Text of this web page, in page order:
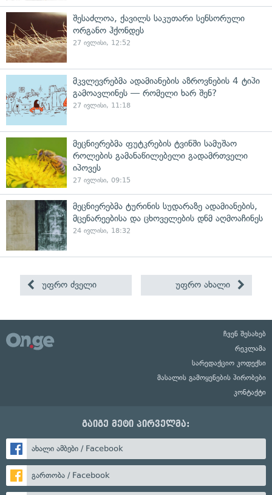
შესაძლოა, ქავილს საკუთარი სენსორული
ორგანო ჰქონდეს
27 ივლისი, 12:52
მკვლევრებმა ადამიანების აზროვნების 4 ტიპი
გამოავლინეს — რომელი ხარ შენ?
27 ივლისი, 11:18
მეცნიერებმა ფუტკრების ტვინში სამუშაო
როლების გამანაწილებელი გადამრთველი
იპოვეს
27 ივლისი, 09:15
მეცნიერებმა ტურინის სუდარაზე ადამიანების,
მცენარეებისა და ცხოველების დნმ აღმოაჩინეს
24 ივლისი, 18:32
უფრო ძველი უფრო ახალი
ჩვენ შესახებ
რეკლამა
სარედაქციო კოდექსი
მასალის გამოყენების პირობები
კონტაქტი
გაიგე მეტი პირველმა:
ახალი ამბები / Facebook
გართობა / Facebook